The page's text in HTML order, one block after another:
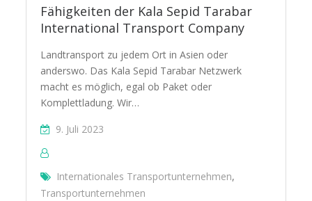
Fähigkeiten der Kala Sepid Tarabar
International Transport Company
Landtransport zu jedem Ort in Asien oder
anderswo. Das Kala Sepid Tarabar Netzwerk
macht es möglich, egal ob Paket oder
Komplettladung. Wir…
9. Juli 2023
Internationales Transportunternehmen,
Transportunternehmen